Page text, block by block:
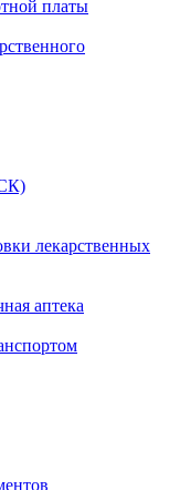
платы
лекарственных
аптека